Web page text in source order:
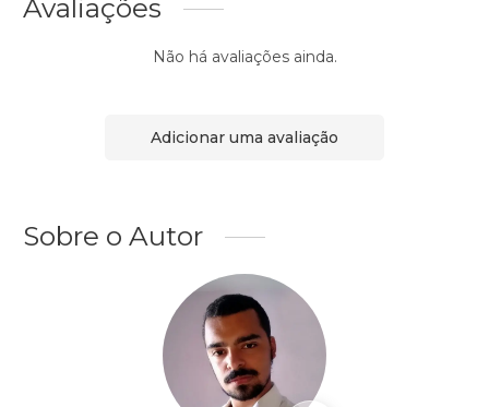
Avaliações
Não há avaliações ainda.
Adicionar uma avaliação
Sobre o Autor